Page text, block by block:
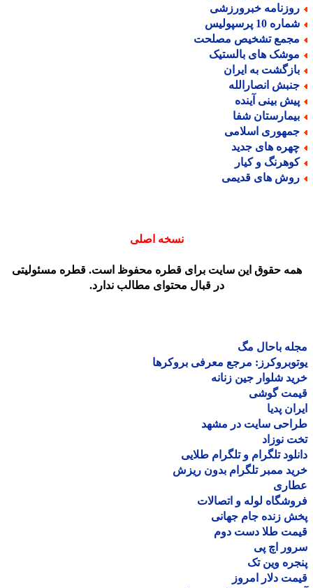
خبرورزشی
10 پرسپولیس
تشخیص مصلحت
های بالستیک
به ایران
انصارالله
بینی آینده
شفا
اسلامی
های جدید
و کیار
های قدیمی
نسخه اصلی
حقوق این سایت برای قطره محفوظ است. قطره مسئولیتی
در قبال محتوای مطالب ندارد.
باحال مگ
مرجع معرفی بروکرها
شلوار جین زنانه
گوشی
پدیا
سایت در مشهد
نوزاد
تلگرام و تلگرام طلایی
ممبر تلگرام بدون ریزش
لوله و اتصالات
زنده جام جهانی
طلا دست دوم
اچ پی
وین تک
دلار امروز